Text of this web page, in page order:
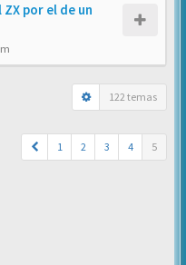
por el de un
122 temas
1 2 3 4 5